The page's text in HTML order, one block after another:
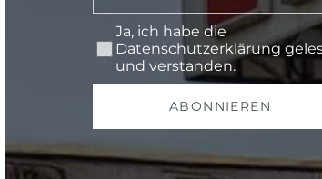
Ja, ich habe die
Datenschutzerklärung
und verstanden.
ABONNIEREN